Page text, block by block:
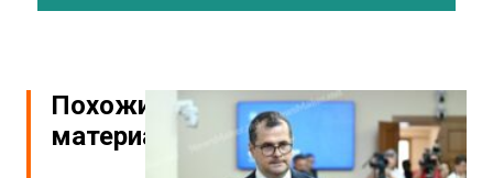
Похожие
материалы